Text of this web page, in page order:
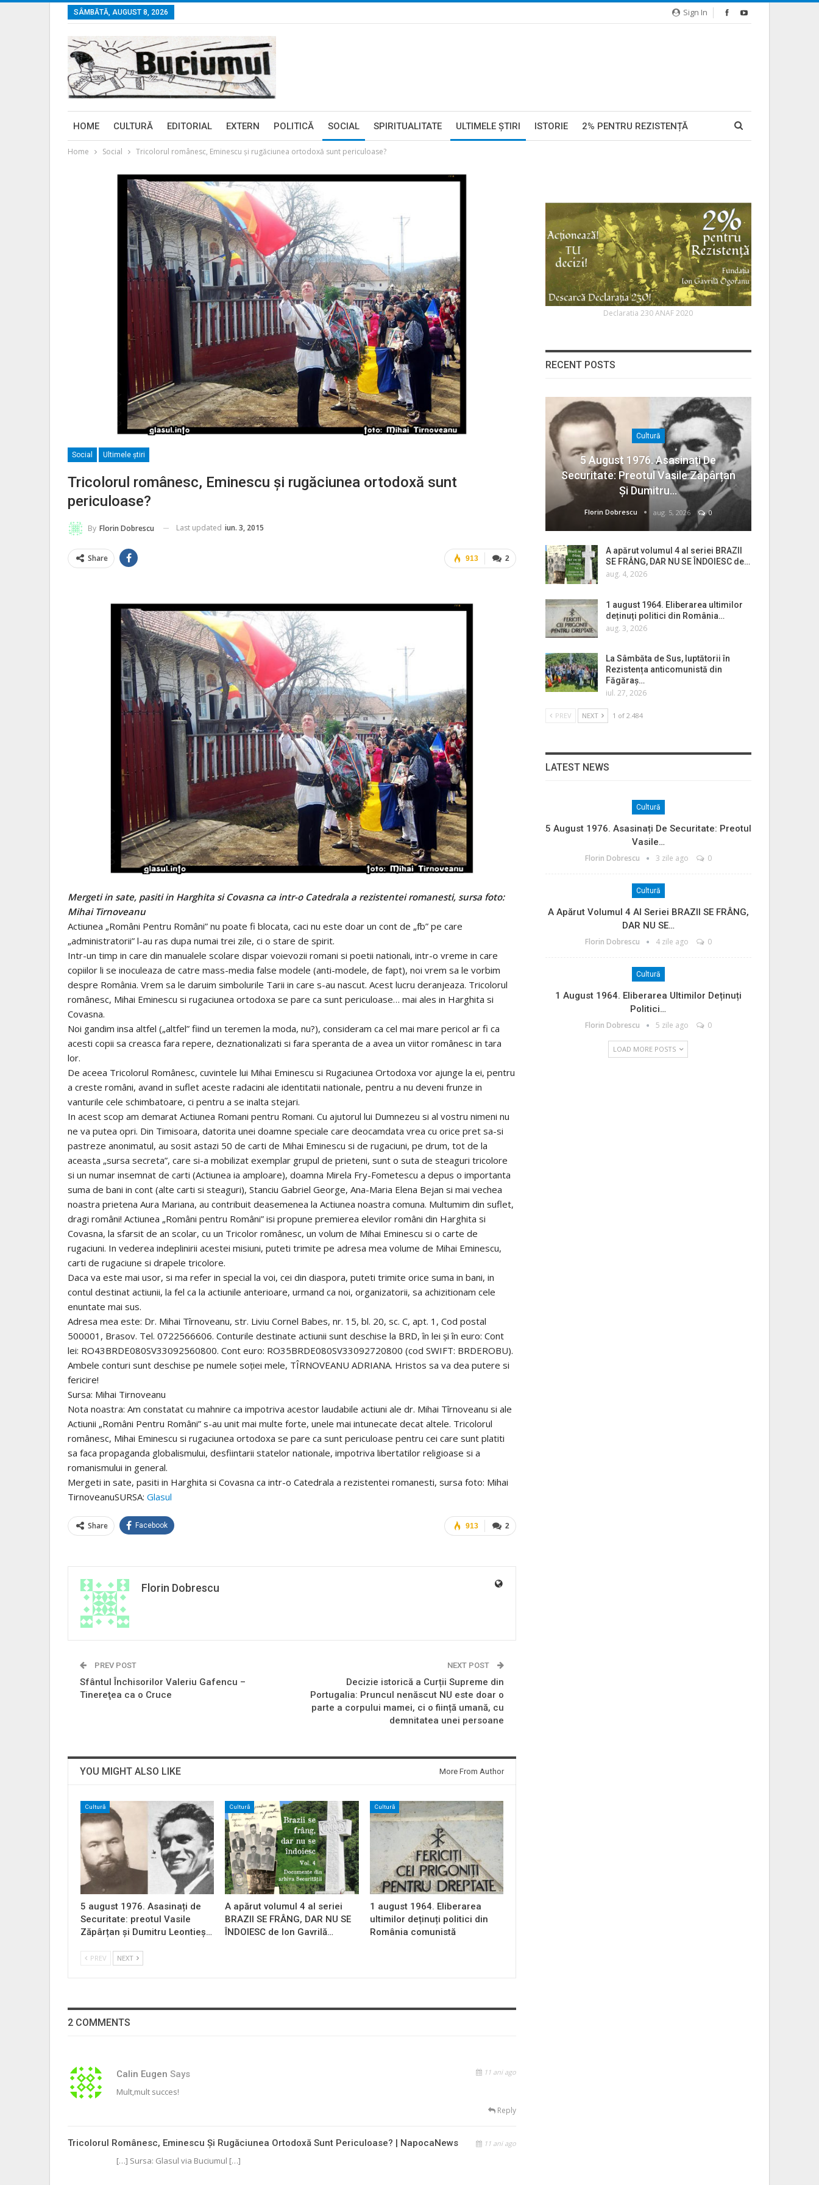
Sign In
SÂMBĂTĂ, AUGUST 8, 2026
HOME CULTURĂ EDITORIAL EXTERN POLITICĂ SOCIAL SPIRITUALITATE ULTIMELE ŞTIRI ISTORIE 2% PENTRU REZISTENȚĂ
Home Social Tricolorul românesc, Eminescu şi rugăciunea ortodoxă sunt periculoase?
Social Ultimele ştiri
Tricolorul românesc, Eminescu şi rugăciunea ortodoxă sunt
periculoase?
By Florin Dobrescu Last updated iun. 3, 2015
2
913
Share
Mergeti in sate, pasiti in Harghita si Covasna ca intr-o Catedrala a rezistentei romanesti, sursa foto:
Mihai Tirnoveanu
Actiunea „Români Pentru Români” nu poate fi blocata, caci nu este doar un cont de „fb” pe care
„administratorii” l-au ras dupa numai trei zile, ci o stare de spirit.
Intr-un timp in care din manualele scolare dispar voievozii romani si poetii nationali, intr-o vreme in care
copiilor li se inoculeaza de catre mass-media false modele (anti-modele, de fapt), noi vrem sa le vorbim
despre România. Vrem sa le daruim simbolurile Tarii in care s-au nascut. Acest lucru deranjeaza. Tricolorul
românesc, Mihai Eminescu si rugaciunea ortodoxa se pare ca sunt periculoase… mai ales in Harghita si
Covasna.
Noi gandim insa altfel („altfel” fiind un teremen la moda, nu?), consideram ca cel mai mare pericol ar fi ca
acesti copii sa creasca fara repere, deznationalizati si fara speranta de a avea un viitor românesc in tara
lor.
De aceea Tricolorul Românesc, cuvintele lui Mihai Eminescu si Rugaciunea Ortodoxa vor ajunge la ei, pentru
a creste români, avand in suflet aceste radacini ale identitatii nationale, pentru a nu deveni frunze in
vanturile cele schimbatoare, ci pentru a se inalta stejari.
In acest scop am demarat Actiunea Romani pentru Romani. Cu ajutorul lui Dumnezeu si al vostru nimeni nu
ne va putea opri. Din Timisoara, datorita unei doamne speciale care deocamdata vrea cu orice pret sa-si
pastreze anonimatul, au sosit astazi 50 de carti de Mihai Eminescu si de rugaciuni, pe drum, tot de la
aceasta „sursa secreta”, care si-a mobilizat exemplar grupul de prieteni, sunt o suta de steaguri tricolore
si un numar insemnat de carti (Actiunea ia amploare), doamna Mirela Fry-Fometescu a depus o importanta
suma de bani in cont (alte carti si steaguri), Stanciu Gabriel George, Ana-Maria Elena Bejan si mai vechea
noastra prietena Aura Mariana, au contribuit deasemenea la Actiunea noastra comuna. Multumim din suflet,
dragi români! Actiunea „Români pentru Români” isi propune premierea elevilor români din Harghita si
Covasna, la sfarsit de an scolar, cu un Tricolor românesc, un volum de Mihai Eminescu si o carte de
rugaciuni. In vederea indeplinirii acestei misiuni, puteti trimite pe adresa mea volume de Mihai Eminescu,
carti de rugaciune si drapele tricolore.
Daca va este mai usor, si ma refer in special la voi, cei din diaspora, puteti trimite orice suma in bani, in
contul destinat actiunii, la fel ca la actiunile anterioare, urmand ca noi, organizatorii, sa achizitionam cele
enuntate mai sus.
Adresa mea este: Dr. Mihai Tîrnoveanu, str. Liviu Cornel Babes, nr. 15, bl. 20, sc. C, apt. 1, Cod postal
500001, Brasov. Tel. 0722566606. Conturile destinate actiunii sunt deschise la BRD, în lei şi în euro: Cont
lei: RO43BRDE080SV33092560800. Cont euro: RO35BRDE080SV33092720800 (cod SWIFT: BRDEROBU).
Ambele conturi sunt deschise pe numele soției mele, TÎRNOVEANU ADRIANA. Hristos sa va dea putere si
fericire!
Sursa: Mihai Tirnoveanu
Nota noastra: Am constatat cu mahnire ca impotriva acestor laudabile actiuni ale dr. Mihai Tîrnoveanu si ale
Actiunii „Români Pentru Români” s-au unit mai multe forte, unele mai intunecate decat altele. Tricolorul
românesc, Mihai Eminescu si rugaciunea ortodoxa se pare ca sunt periculoase pentru cei care sunt platiti
sa faca propaganda globalismului, desfiintarii statelor nationale, impotriva libertatilor religioase si a
romanismului in general.
Mergeti in sate, pasiti in Harghita si Covasna ca intr-o Catedrala a rezistentei romanesti, sursa foto: Mihai
TirnoveanuSURSA: Glasul
2
913
Share Facebook
Florin Dobrescu
PREV POST
Sfântul Închisorilor Valeriu Gafencu –
Tinereţea ca o Cruce
NEXT POST
Decizie istorică a Curții Supreme din
Portugalia: Pruncul nenăscut NU este doar o
parte a corpului mamei, ci o ființă umană, cu
demnitatea unei persoane
YOU MIGHT ALSO LIKE More From Author
Cultură
5 august 1976. Asasinați de
Securitate: preotul Vasile
Zăpârțan și Dumitru Leontieș…
Cultură
A apărut volumul 4 al seriei
BRAZII SE FRÂNG, DAR NU SE
ÎNDOIESC de Ion Gavrilă…
Cultură
1 august 1964. Eliberarea
ultimilor deținuți politici din
România comunistă
PREV NEXT
2 COMMENTS
Calin Eugen Says 11 ani ago
Mult,mult succes!
Reply
Tricolorul Românesc, Eminescu Şi Rugăciunea Ortodoxă Sunt Periculoase? | NapocaNews 11 ani ago
[…] Sursa: Glasul via Buciumul […]
Declaratia 230 ANAF 2020
RECENT POSTS
Cultură
5 August 1976. Asasinați De
Securitate: Preotul Vasile Zăpârțan
Și Dumitru…
Florin Dobrescu aug. 5, 2026 0
A apărut volumul 4 al seriei BRAZII
SE FRÂNG, DAR NU SE ÎNDOIESC de…
aug. 4, 2026
1 august 1964. Eliberarea ultimilor
deținuți politici din România…
aug. 3, 2026
La Sâmbăta de Sus, luptătorii în
Rezistența anticomunistă din
Făgăraș…
iul. 27, 2026
PREV NEXT 1 of 2.484
LATEST NEWS
Cultură
5 August 1976. Asasinați De Securitate: Preotul
Vasile…
Florin Dobrescu 3 zile ago 0
Cultură
A Apărut Volumul 4 Al Seriei BRAZII SE FRÂNG,
DAR NU SE…
Florin Dobrescu 4 zile ago 0
Cultură
1 August 1964. Eliberarea Ultimilor Deținuți
Politici…
Florin Dobrescu 5 zile ago 0
LOAD MORE POSTS